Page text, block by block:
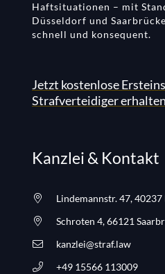
Haftsituationen – mit
Düsseldorf und
schnell und konsequent.
Jetzt kostenlose
Strafverteidiger erhalten
Kanzlei & Kontakt
Lindemannstr. 47,
Schroten 4, 66121
kanzlei@straf.law
+49 15566 113009